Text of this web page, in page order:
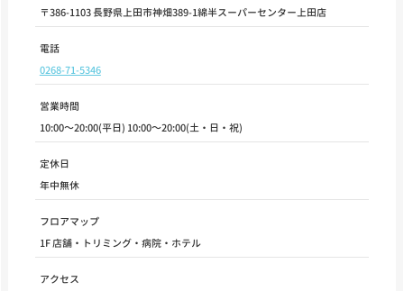
〒386-1103 長野県上田市神畑389-1綿半スーパーセンター上田店
電話
0268-71-5346
営業時間
10:00～20:00(平日) 10:00～20:00(土・日・祝)
定休日
年中無休
フロアマップ
1F 店舗・トリミング・病院・ホテル
アクセス